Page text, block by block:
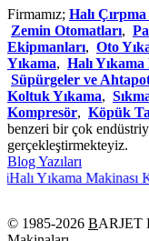
Firmamız; Halı
Zemin Otomatları,
Ekipmanları, Oto
Yıkama, Halı
Süpürgeler ve
Koltuk Yıkama,
Kompresör, Köpük
benzeri bir çok
gerçekleştirmekteyiz.
Blog Yazıları
Halı Yıkama Makinası
© 1985-2026 BARJET